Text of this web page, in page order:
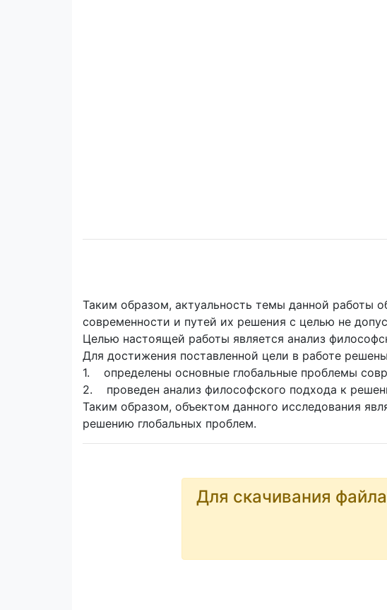
Таким образом, актуальность темы данной работы
современности и путей их решения с целью не
Целью настоящей работы является анализ
Для достижения поставленной цели в работе
1. определены основные глобальные проблемы
2. проведен анализ философского подхода к
Таким образом, объектом данного исследования
решению глобальных проблем.
Для скачивания